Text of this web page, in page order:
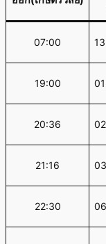
07:00
19:00
20:36
21:16
22:30